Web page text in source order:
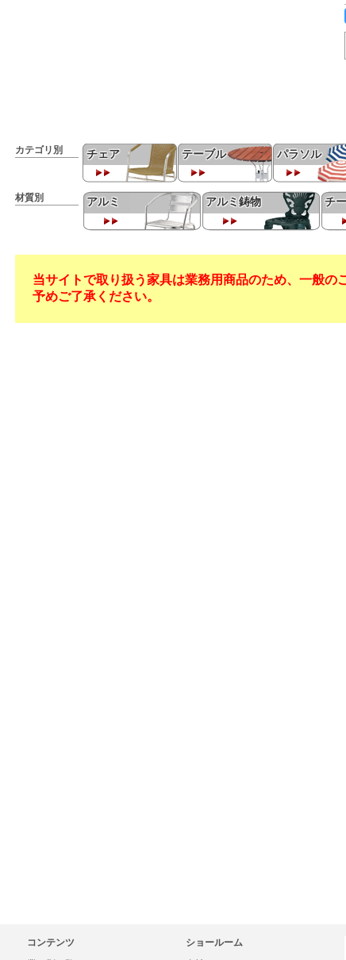
カテゴリ別 チェア テーブル パラソル
材質別 アルミ アルミ鋳物 チ
当サイトで取り扱う家具は業務用商品のため、一般の
予めご了承ください。
コンテンツ
ショールーム